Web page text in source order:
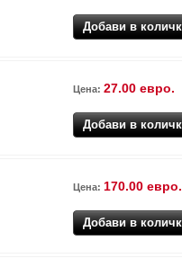
Цена: 27.00 евро.
Цена: 170.00 евро.